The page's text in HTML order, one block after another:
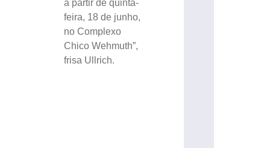
a partir de quinta-
feira, 18 de junho,
no Complexo
Chico Wehmuth”,
frisa Ullrich.